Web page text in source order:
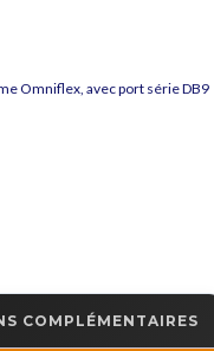
Omniflex, avec port série DB9
COMPLÉMENTAIRES